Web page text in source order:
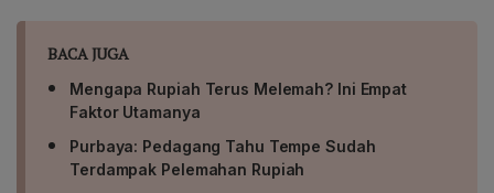
BACA JUGA
Mengapa Rupiah Terus Melemah? Ini Empat
Faktor Utamanya
Purbaya: Pedagang Tahu Tempe Sudah
Terdampak Pelemahan Rupiah